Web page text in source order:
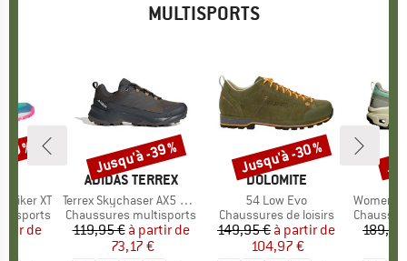
MULTISPORTS
Hiker XT
réduit
de
%
MARQUE
ADIDAS TERREX
Article
Terrex Skychaser AX5 GORE-TEX
Product group
Chaussures multisports
Prix
119,95 € Prix réduit
à partir de
73,17 €
Remise
Jusqu'à -39 %
MARQUE
DOLOMITE
Article
54 Low Evo
Product group
Chaussures de loisirs
Prix
149,95 € Prix réduit
à partir de
104,97 €
Remise
Jusqu'à -30 %
Article
Women's
Product